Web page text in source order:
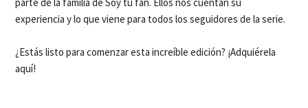
experiencia y lo que viene para todos los seguidores de la serie.
¿Estás listo para comenzar esta increíble edición? ¡Adquiérela
aquí!